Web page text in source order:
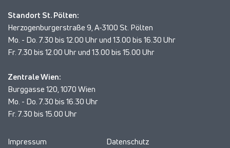
Standort St. Pölten:
Herzogenburgerstraße 9, A-3100 St. Pölten
Mo. - Do. 7.30 bis 12.00 Uhr und 13.00 bis 16.30 Uhr
Fr. 7.30 bis 12.00 Uhr und 13.00 bis 15.00 Uhr
Zentrale Wien:
Burggasse 120, 1070 Wien
Mo. - Do. 7.30 bis 16.30 Uhr
Fr. 7.30 bis 15.00 Uhr
Impressum
Datenschutz